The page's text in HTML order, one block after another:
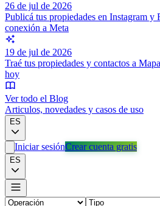
26 de jul de 2026
Publicá tus propiedades en Instagram y
conexión a Meta
19 de jul de 2026
Traé tus propiedades y contactos a
hoy
Ver todo el Blog
Articulos, novedades y casos de uso
ES
Iniciar sesiónCrear cuenta gratis
ES